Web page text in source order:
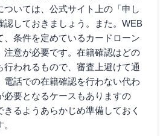
ついては、公式サイト上の「申し
認しておきましょう。また。WEB
、条件を定めているカードローン
注意が必要です。在籍確認はどの
行われるもので、審査上避けて通
電話での在籍確認を行わない代わ
必要となるケースもありますの
るようあらかじめ準備しておく